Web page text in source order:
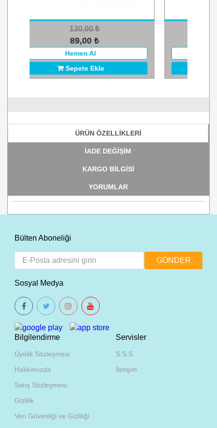
ÜRÜN ÖZELLİKLERİ
İADE DEĞİŞİM
KARGO BİLGİSİ
YORUMLAR
Bülten Aboneliği
Sosyal Medya
Bilgilendirme
Üyelik Sözleşmesi
Hakkımızda
Satış Sözleşmesi
Gizlilik
Veri Güvenliği ve Gizliliği
Servisler
S.S.S
İletişim